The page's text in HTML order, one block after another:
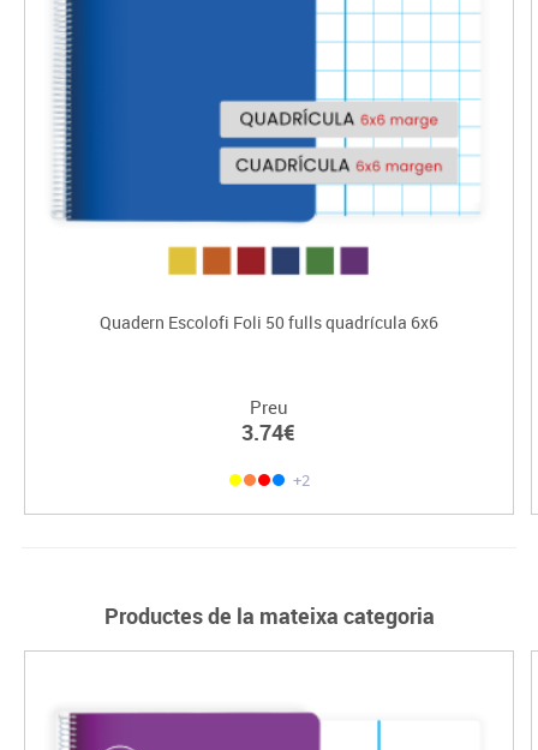
Quadern Escolofi Foli 50 fulls quadrícula 6x6
Preu
3.74€
+2
Productes de la mateixa categoria